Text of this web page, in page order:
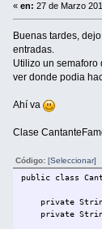
« en: 27 de Marzo
Buenas tardes,
entradas.
Utilizo un
ver donde podia
Ahí va
Clase
Código: [Seleccionar]
public class
private String
private String